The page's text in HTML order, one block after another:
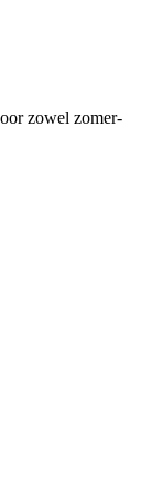
zowel zomer-